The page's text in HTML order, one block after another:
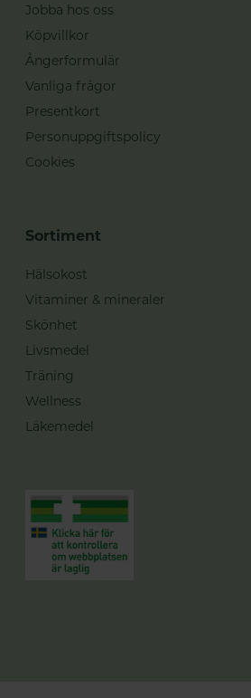
Jobba hos oss
Köpvillkor
Ångerformulär
Vanliga frågor
Presentkort
Personuppgiftspolicy
Cookies
Sortiment
Hälsokost
Vitaminer & mineraler
Skönhet
Livsmedel
Träning
Wellness
Läkemedel